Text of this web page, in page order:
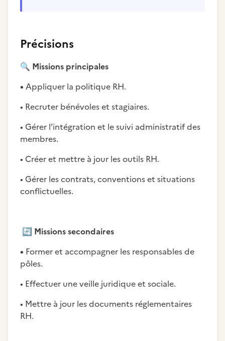
Précisions
🔍 Missions principales
• Appliquer la politique RH.
• Recruter bénévoles et stagiaires.
• Gérer l’intégration et le suivi administratif des
membres.
• Créer et mettre à jour les outils RH.
• Gérer les contrats, conventions et situations
conflictuelles.
🔄 Missions secondaires
• Former et accompagner les responsables de
pôles.
• Effectuer une veille juridique et sociale.
• Mettre à jour les documents réglementaires
RH.